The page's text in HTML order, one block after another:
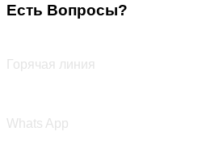
Есть Вопросы?
Горячая линия
Whats App